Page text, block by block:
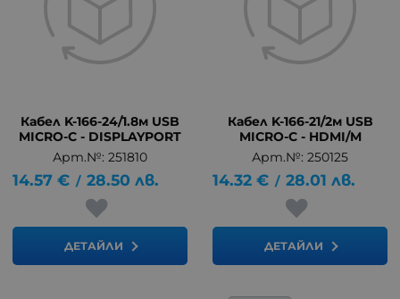
Кабел K-166-24/1.8м USB
MICRO-C - DISPLAYPORT
Арт.№: 251810
14.57 € / 28.50 лв.
ДЕТАЙЛИ
Кабел K-166-21/2м USB
MICRO-C - HDMI/M
Арт.№: 250125
14.32 € / 28.01 лв.
ДЕТАЙЛИ